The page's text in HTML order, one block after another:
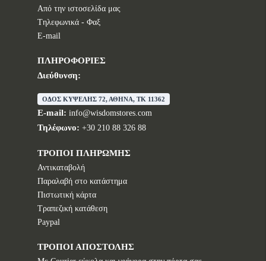
Από την ιστοσελίδα μας
Tηλεφωνικά - Φαξ
E-mail
ΠΛΗΡΟΦΟΡΙΕΣ
Διεύθυνση:
ΟΔΟΣ ΚΥΨΕΛΗΣ 72, ΑΘΗΝΑ, TK 11362
E-mail: info@wisdomstores.com
Τηλέφωνο: +30 210 88 326 88
ΤΡΟΠΟΙ ΠΛΗΡΩΜΗΣ
Αντικαταβολή
Παραλαβή στο κατάστημα
Πιστωτική κάρτα
Τραπεζική κατάθεση
Paypal
ΤΡΟΠΟΙ ΑΠΟΣΤΟΛΗΣ